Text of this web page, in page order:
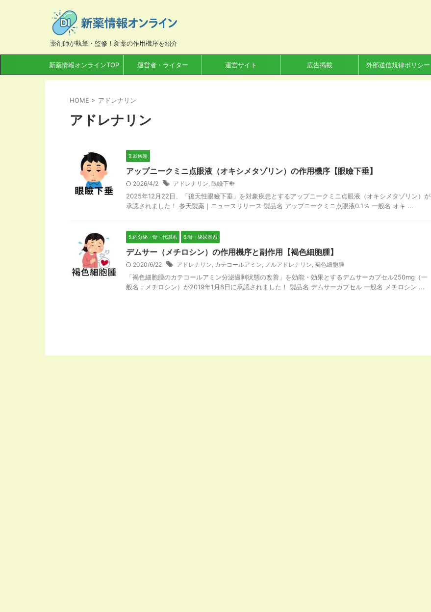
薬剤師が執筆・監修！新薬の作用機序を紹介
新薬情報オンラインTOP 運営者・ライター 運営サイト 広告掲載 外部送信規律ポリシー
HOME > アドレナリン
アドレナリン
9.眼疾患
アップニークミニ点眼液（オキシメタゾリン）の作用機序【眼瞼下垂】
2026/4/2 アドレナリン 眼瞼下垂
2025年12月22日、「後天性眼瞼下垂」を対象疾患とするアップニークミニ点眼液（オキシメタゾリン）が
承認されました！ 参天製薬｜ニュースリリース 製品名 アップニークミニ点眼液0.1％ 一般名 オキ ...
5.内分泌・骨・代謝系 6.腎・泌尿器系
デムサー（メチロシン）の作用機序と副作用【褐色細胞腫】
2020/6/22 アドレナリン カテコールアミン ノルアドレナリン 褐色細胞腫
「褐色細胞腫のカテコールアミン分泌過剰状態の改善」を効能・効果とするデムサーカプセル250mg（一
般名：メチロシン）が2019年1月8日に承認されました！ 製品名 デムサーカプセル 一般名 メチロシン ...